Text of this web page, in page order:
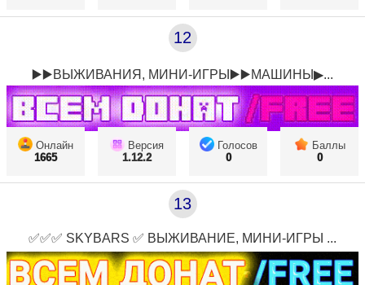
12
▶️▶️ВЫЖИВАНИЯ, МИНИ-ИГРЫ▶️▶️МАШИНЫ▶...
Онлайн
1665
Версия
1.12.2
Голосов
0
Баллы
0
13
✅✅✅ SKYBARS ✅ ВЫЖИВАНИЕ, МИНИ-ИГРЫ ...